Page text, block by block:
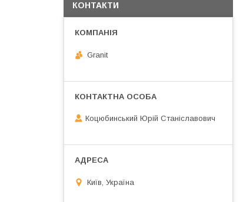
КОНТАКТИ
Granit
Коцюбинський Юрій Станіславович
Київ, Україна